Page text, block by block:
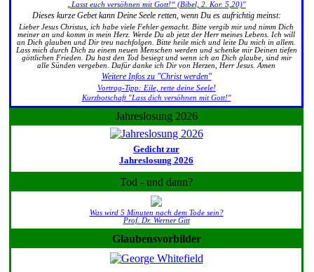
„Lasst euch versöhnen mit Gott!“ (Bibel, 2. Kor. 5,20)"
Dieses kurze Gebet kann Deine Seele retten, wenn Du es aufrichtig meinst:
Lieber Jesus Christus, ich habe viele Fehler gemacht. Bitte vergib mir und nimm Dich
meiner an und komm in mein Herz. Werde Du ab jetzt der Herr meines Lebens. Ich will
an Dich glauben und Dir treu nachfolgen. Bitte heile mich und leite Du mich in allem.
Lass mich durch Dich zu einem neuen Menschen werden und schenke mir Deinen tiefen
göttlichen Frieden. Du hast den Tod besiegt und wenn ich an Dich glaube, sind mir
alle Sünden vergeben. Dafür danke ich Dir von Herzen, Herr Jesus. Amen
Weitere Infos zu "Christ werden"
Vortrag-Tipp: Eile, rette deine Seele!
Kurzbotschaft "Lass dich versöhnen mit Gott!"
Jahreslosung 2026
Gedicht zur
Jahreslosung 2026
Tod - und dann?
Was wird 5 Minuten nach dem Tode sein?
Prof. Dr. Werner Gitt
Glaubensvorbilder